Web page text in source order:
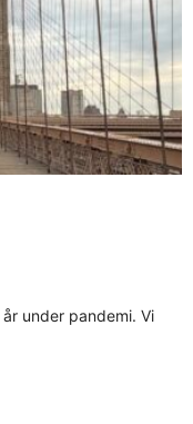
under pandemi. Vi